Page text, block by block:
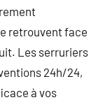
retrouvent face
Les serruriers
24h/24,
à vos